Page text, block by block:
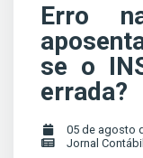
Erro
se o
errada?
05 de agosto
Jornal Contábil